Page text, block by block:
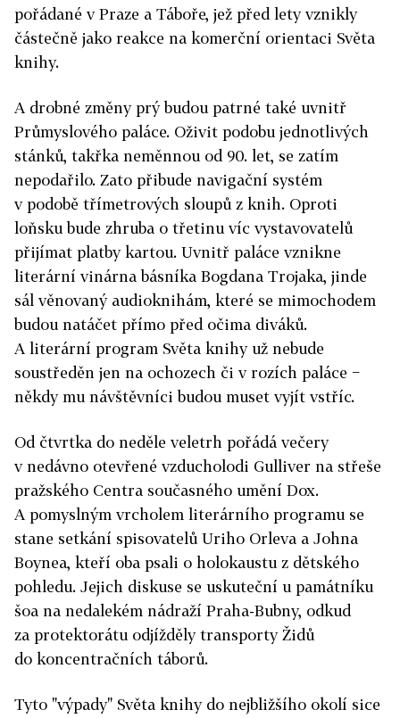
pořádané v Praze a Táboře, jež před lety vznikly
částečně jako reakce na komerční orientaci Světa
knihy.
A drobné změny prý budou patrné také uvnitř
Průmyslového paláce. Oživit podobu jednotlivých
stánků, takřka neměnnou od 90. let, se zatím
nepodařilo. Zato přibude navigační systém
v podobě třímetrových sloupů z knih. Oproti
loňsku bude zhruba o třetinu víc vystavovatelů
přijímat platby kartou. Uvnitř paláce vznikne
literární vinárna básníka Bogdana Trojaka, jinde
sál věnovaný audioknihám, které se mimochodem
budou natáčet přímo před očima diváků.
A literární program Světa knihy už nebude
soustředěn jen na ochozech či v rozích paláce −
někdy mu návštěvníci budou muset vyjít vstříc.
Od čtvrtka do neděle veletrh pořádá večery
v nedávno otevřené vzducholodi Gulliver na střeše
pražského Centra současného umění Dox.
A pomyslným vrcholem literárního programu se
stane setkání spisovatelů Uriho Orleva a Johna
Boynea, kteří oba psali o holokaustu z dětského
pohledu. Jejich diskuse se uskuteční u památníku
šoa na nedalekém nádraží Praha-Bubny, odkud
za protektorátu odjížděly transporty Židů
do koncentračních táborů.
Tyto "výpady" Světa knihy do nejbližšího okolí sice